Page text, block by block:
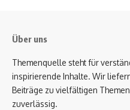
Über uns
Themenquelle steht für
inspirierende Inhalte. Wir
Beiträge zu vielfältigen
zuverlässig.